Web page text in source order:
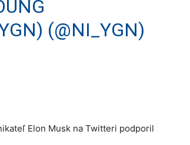
(@NI_YGN)
Elon Musk na Twitteri podporil